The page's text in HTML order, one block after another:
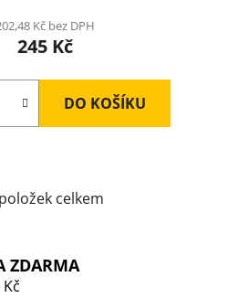
Kč bez DPH
245 Kč
DO KOŠÍKU
O
á
celkem
ZDARMA